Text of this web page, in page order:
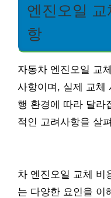
엔진오일
항
자동차 엔진오일 교
사항이며, 실제 교체
행 환경에 따라 달라
적인 고려사항을 살
차 엔진오일 교체 비
는 다양한 요인을 이